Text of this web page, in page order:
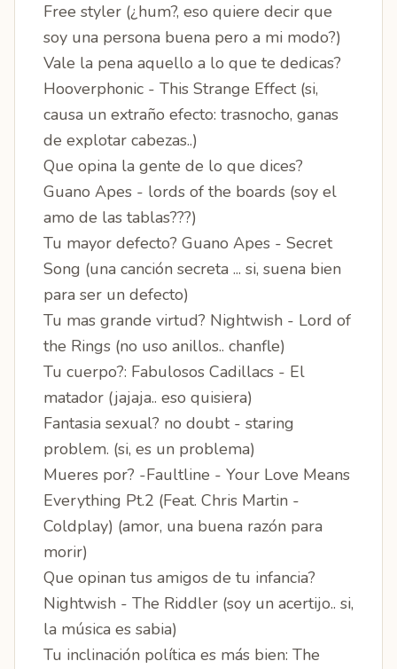
Free styler (¿hum?, eso quiere decir que
soy una persona buena pero a mi modo?)
Vale la pena aquello a lo que te dedicas?
Hooverphonic - This Strange Effect (si,
causa un extraño efecto: trasnocho, ganas
de explotar cabezas..)
Que opina la gente de lo que dices?
Guano Apes - lords of the boards (soy el
amo de las tablas???)
Tu mayor defecto? Guano Apes - Secret
Song (una canción secreta ... si, suena bien
para ser un defecto)
Tu mas grande virtud? Nightwish - Lord of
the Rings (no uso anillos.. chanfle)
Tu cuerpo?: Fabulosos Cadillacs - El
matador (jajaja.. eso quisiera)
Fantasia sexual? no doubt - staring
problem. (si, es un problema)
Mueres por? -Faultline - Your Love Means
Everything Pt.2 (Feat. Chris Martin -
Coldplay) (amor, una buena razón para
morir)
Que opinan tus amigos de tu infancia?
Nightwish - The Riddler (soy un acertijo.. si,
la música es sabia)
Tu inclinación política es más bien: The